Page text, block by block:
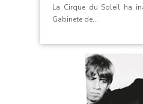
La Cirque du Soleil ha
Gabinete de...